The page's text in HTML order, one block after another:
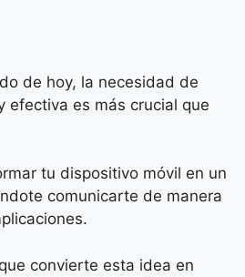
de hoy, la necesidad de
efectiva es más crucial que
tu dispositivo móvil en un
comunicarte de manera
convierte esta idea en